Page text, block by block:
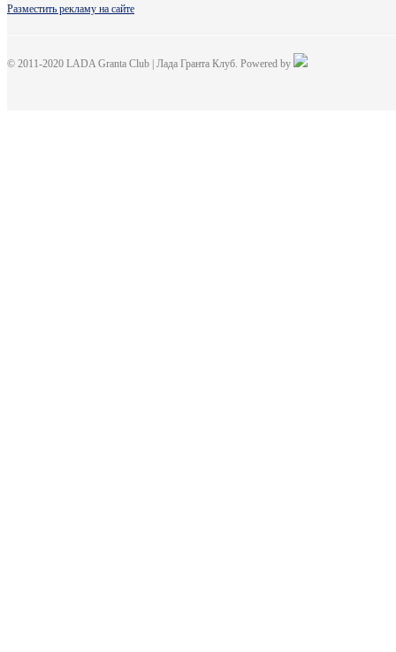
Разместить рекламу на сайте
© 2011-2020 LADA Granta Club | Лада Гранта Клуб. Powered by